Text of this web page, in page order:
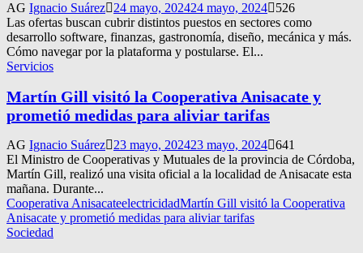
AG Ignacio Suárez 24 mayo, 202424 mayo, 2024
526
Las ofertas buscan cubrir distintos puestos en sectores como
desarrollo software, finanzas, gastronomía, diseño, mecánica y más.
Cómo navegar por la plataforma y postularse. El...
Servicios
Martín Gill visitó la Cooperativa Anisacate y
prometió medidas para aliviar tarifas
AG Ignacio Suárez 23 mayo, 202423 mayo, 2024 641
El Ministro de Cooperativas y Mutuales de la provincia de Córdoba,
Martín Gill, realizó una visita oficial a la localidad de Anisacate esta
mañana. Durante...
Cooperativa AnisacateelectricidadMartín Gill visitó la Cooperativa
Anisacate y prometió medidas para aliviar tarifas
Sociedad